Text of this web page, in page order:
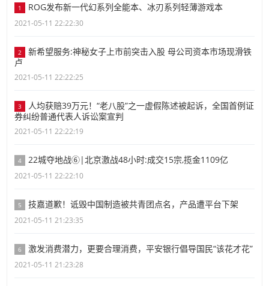
1 ROG发布新一代幻系列全能本、冰刃系列轻薄游戏本
2021-05-11 22:22:30
2
新希望服务:神秘女子上市前突击入股 母公司资本市场现滑铁
卢
2021-05-11 22:22:25
3
人均获赔39万元！“老八股”之一虚假陈述被起诉，全国首例证
券纠纷普通代表人诉讼案宣判
2021-05-11 22:22:19
4 22城夺地战⑥|北京激战48小时:成交15宗,揽金1109亿
2021-05-11 22:22:10
5 技嘉道歉！诋毁中国制造被共青团点名，产品遭平台下架
2021-05-11 21:23:35
6 激发消费潜力，更要合理消费，平安银行倡导国民“该花才花”
2021-05-11 21:23:28